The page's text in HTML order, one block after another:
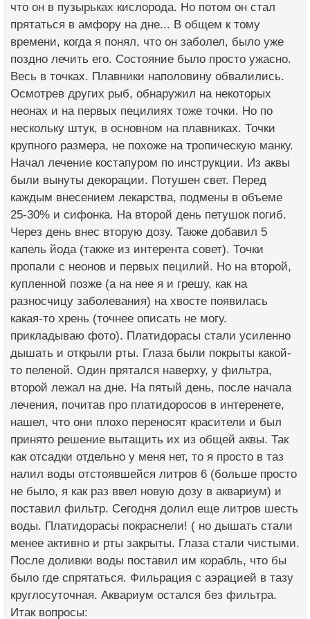
что он в пузырьках кислорода. Но потом он стал
прятаться в амфору на дне... В общем к тому
времени, когда я понял, что он заболел, было уже
поздно лечить его. Состояние было просто ужасно.
Весь в точках. Плавники наполовину обвалились.
Осмотрев других рыб, обнаружил на некоторых
неонах и на первых пецилиях тоже точки. Но по
нескольку штук, в основном на плавниках. Точки
крупного размера, не похоже на тропическую манку.
Начал лечение костапуром по инструкции. Из аквы
были вынуты декорации. Потушен свет. Перед
каждым внесением лекарства, подмены в объеме
25-30% и сифонка. На второй день петушок погиб.
Через день внес вторую дозу. Также добавил 5
капель йода (также из интерента совет). Точки
пропали с неонов и первых пецилий. Но на второй,
купленной позже (а на нее я и грешу, как на
разносчицу заболевания) на хвосте появилась
какая-то хрень (точнее описать не могу.
прикладываю фото). Платидорасы стали усиленно
дышать и открыли рты. Глаза были покрыты какой-
то пеленой. Один прятался наверху, у фильтра,
второй лежал на дне. На пятый день, после начала
лечения, почитав про платидоросов в интеренете,
нашел, что они плохо переносят красители и был
принято решение вытащить их из общей аквы. Так
как отсадки отдельно у меня нет, то я просто в таз
налил воды отстоявшейся литров 6 (больше просто
не было, я как раз ввел новую дозу в аквариум) и
поставил фильтр. Сегодня долил еще литров шесть
воды. Платидорасы покраснели! ( но дышать стали
менее активно и рты закрыты. Глаза стали чистыми.
После доливки воды поставил им корабль, что бы
было где спрятаться. Фильрация с аэрацией в тазу
круглосуточная. Аквариум остался без фильтра.
Итак вопросы: